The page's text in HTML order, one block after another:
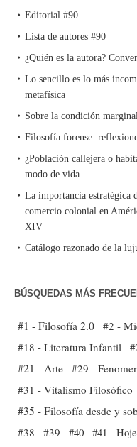
Editorial #90
Lista de autores #90
¿Quién es la autora?
Lo sencillo es lo más
metafísica
Sobre la condición
Filosofía forense:
¿Población callejera o
modo de vida
La importancia estratégica
comercio colonial en
XIV
Catálogo razonado de la
BÚSQUEDAS MÁS
#1 - Filosofía 2.0 #2 -
#18 - Literatura Infantil
#21 - Arte #29 -
#31 - Vitalismo Filosófico
#35 - Filosofía desde y
#38
#39 #40 #41 -